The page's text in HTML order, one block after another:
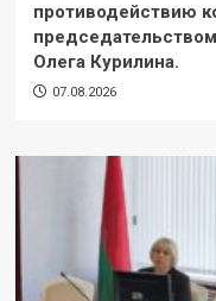
противодействию
Олега Курилина.
07.08.2026